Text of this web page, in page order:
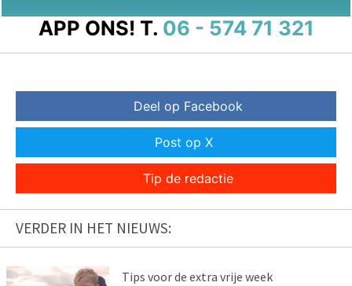
APP ONS! T. 06 - 574 71 321
Deel op Facebook
Post op X
Tip de redactie
VERDER IN HET NIEUWS:
Tips voor de extra vrije week